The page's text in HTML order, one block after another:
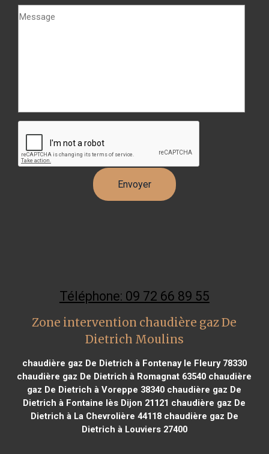
Téléphone: 09 72 66 89 55
Zone intervention chaudière gaz De
Dietrich Moulins
chaudière gaz De Dietrich à Fontenay le Fleury 78330
chaudière gaz De Dietrich à Romagnat 63540 chaudière
gaz De Dietrich à Voreppe 38340 chaudière gaz De
Dietrich à Fontaine lès Dijon 21121 chaudière gaz De
Dietrich à La Chevrolière 44118chaudière gaz De
Dietrich à Louviers 27400